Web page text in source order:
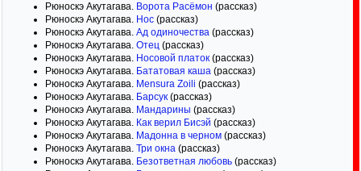
Рюноскэ Акутагава. Ворота Расёмон (рассказ)
Рюноскэ Акутагава. Нос (рассказ)
Рюноскэ Акутагава. Ад одиночества (рассказ)
Рюноскэ Акутагава. Отец (рассказ)
Рюноскэ Акутагава. Носовой платок (рассказ)
Рюноскэ Акутагава. Бататовая каша (рассказ)
Рюноскэ Акутагава. Mensura Zoili (рассказ)
Рюноскэ Акутагава. Барсук (рассказ)
Рюноскэ Акутагава. Мандарины (рассказ)
Рюноскэ Акутагава. Как верил Бисэй (рассказ)
Рюноскэ Акутагава. Мадонна в черном (рассказ)
Рюноскэ Акутагава. Три окна (рассказ)
Рюноскэ Акутагава. Безответная любовь (рассказ)